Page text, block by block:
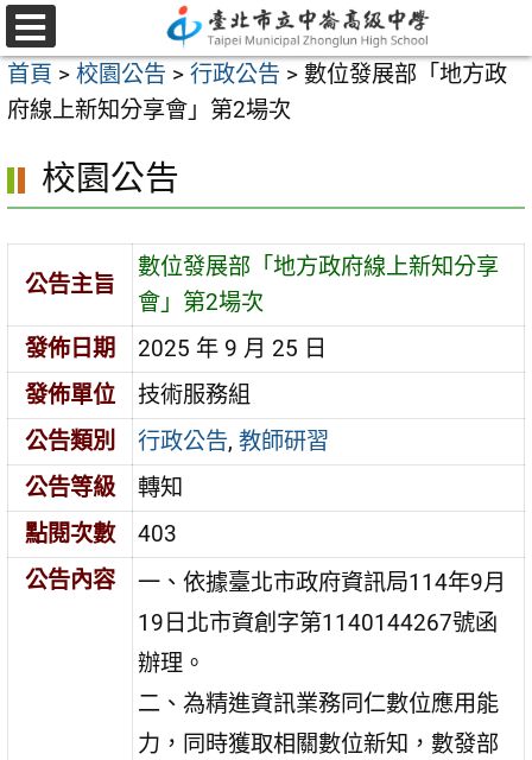
跳
至
主
要
容
選
單
首頁 > 校園公告 > 行政公告 > 數位發展部「地方政
府線上新知分享會」第2場次
校園公告
公告主旨
數位發展部「地方政府線上新知分享
會」第2場次
發佈日期
2025 年 9 月 25 日
發佈單位
技術服務組
公告類別
行政公告,教師研習
公告等級
轉知
點閱次數
403
公告內容
一、依據臺北市政府資訊局114年9月
19日北市資創字第1140144267號函
辦理。
二、為精進資訊業務同仁數位應用能
力，同時獲取相關數位新知，數發部